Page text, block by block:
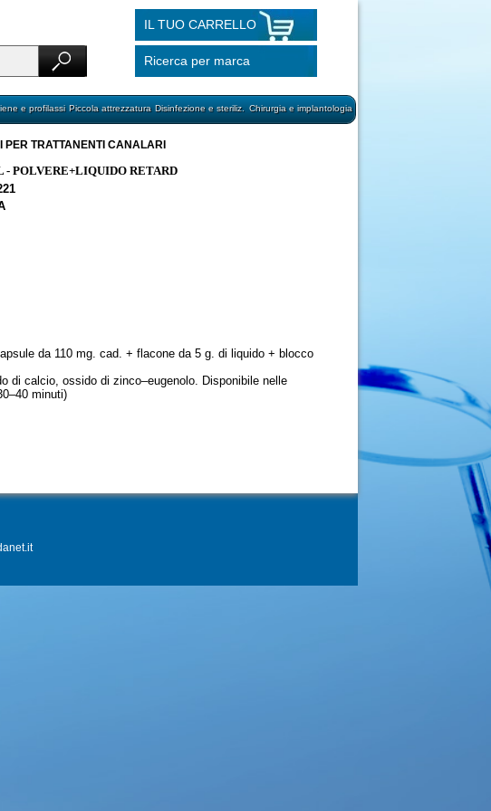
IL TUO CARRELLO
Ricerca per marca
e profilassi Piccola attrezzatura Disinfezione e steriliz. Chirurgia e implantologia
PER TRATTANENTI CANALARI
- POLVERE+LIQUIDO RETARD
da 110 mg. cad. + flacone da 5 g. di liquido + blocco
di calcio, ossido di zinco–eugenolo. Disponibile nelle
minuti)